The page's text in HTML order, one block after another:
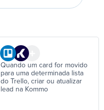
Quando um card for movido
para uma determinada lista
do Trello, criar ou atualizar
lead na Kommo